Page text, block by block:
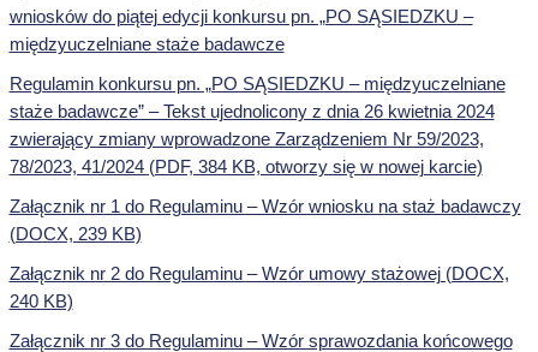
wniosków do piątej edycji konkursu pn. „PO SĄSIEDZKU –
międzyuczelniane staże badawcze
Regulamin konkursu pn. „PO SĄSIEDZKU – międzyuczelniane
staże badawcze” – Tekst ujednolicony z dnia 26 kwietnia 2024
zwierający zmiany wprowadzone Zarządzeniem Nr 59/2023,
78/2023, 41/2024 (PDF, 384 KB, otworzy się w nowej karcie)
Załącznik nr 1 do Regulaminu – Wzór wniosku na staż badawczy
(DOCX, 239 KB)
Załącznik nr 2 do Regulaminu – Wzór umowy stażowej (DOCX,
240 KB)
Załącznik nr 3 do Regulaminu – Wzór sprawozdania końcowego